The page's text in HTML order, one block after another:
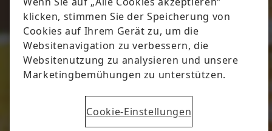
Cookies auf Ihrem Gerät zu, um die
Websitenavigation zu verbessern, die
Websitenutzung zu analysieren und unsere
Marketingbemühungen zu unterstützen.
Alle ablehnen Alle Cookies akzeptieren